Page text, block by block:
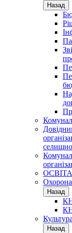
Назад
Охорона
Назад
Назад